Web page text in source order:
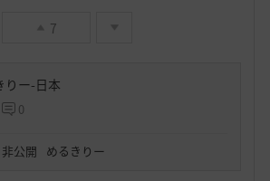
7
りー-日本
0
非公開 めるきりー